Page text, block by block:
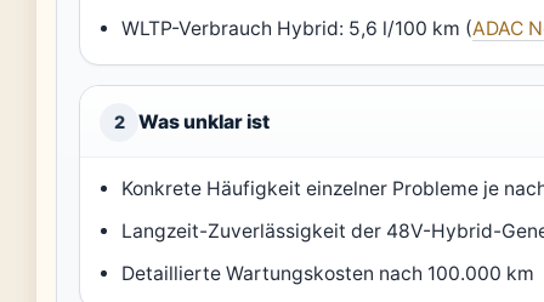
WLTP-Verbrauch Hybrid: 5,6 l/100 km (ADAC
2 Was unklar ist
Konkrete Häufigkeit einzelner Probleme je
Langzeit-Zuverlässigkeit der 48V-Hybrid-
Detaillierte Wartungskosten nach 100.000 km